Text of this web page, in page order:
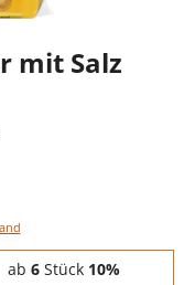
mit Salz
ab 6Stück 10%